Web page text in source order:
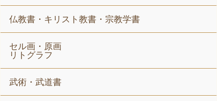
仏教書・キリスト教書・宗教学書
セル画・原画
リトグラフ
武術・武道書